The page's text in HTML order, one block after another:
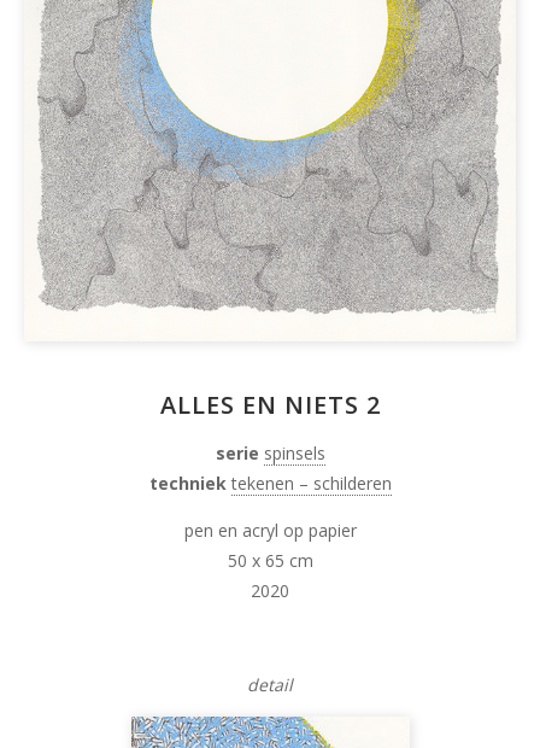
ALLES EN NIETS 2
serie spinsels
techniek tekenen – schilderen
pen en acryl op papier
50 x 65 cm
2020
detail